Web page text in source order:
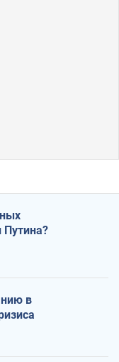
Путина?
в